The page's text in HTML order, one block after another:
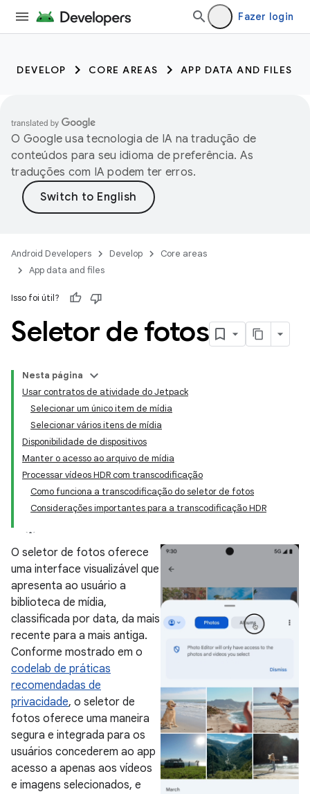
Fazer login
DEVELOP CORE AREAS APP DATA AND FILES
O Google usa tecnologia de IA na tradução de
conteúdos para seu idioma de preferência. As
traduções com IA podem ter erros.
Android Developers Develop
Core areas
App data and files
Isso foi útil?
Seletor de fotos
Nesta página
Usar contratos de atividade do Jetpack
Selecionar um único item de mídia
Selecionar vários itens de mídia
Disponibilidade de dispositivos
Manter o acesso ao arquivo de mídia
Processar vídeos HDR com transcodificação
Como funciona a transcodificação do seletor de fotos
Considerações importantes para a transcodificação HDR
O seletor de fotos oferece
uma interface visualizável que
apresenta ao usuário a
biblioteca de mídia,
classificada por data, da mais
recente para a mais antiga.
Conforme mostrado em o
codelab de práticas
recomendadas de
privacidade, o seletor de
fotos oferece uma maneira
segura e integrada para os
usuários concederem ao app
acesso a apenas aos vídeos
e imagens selecionados, e